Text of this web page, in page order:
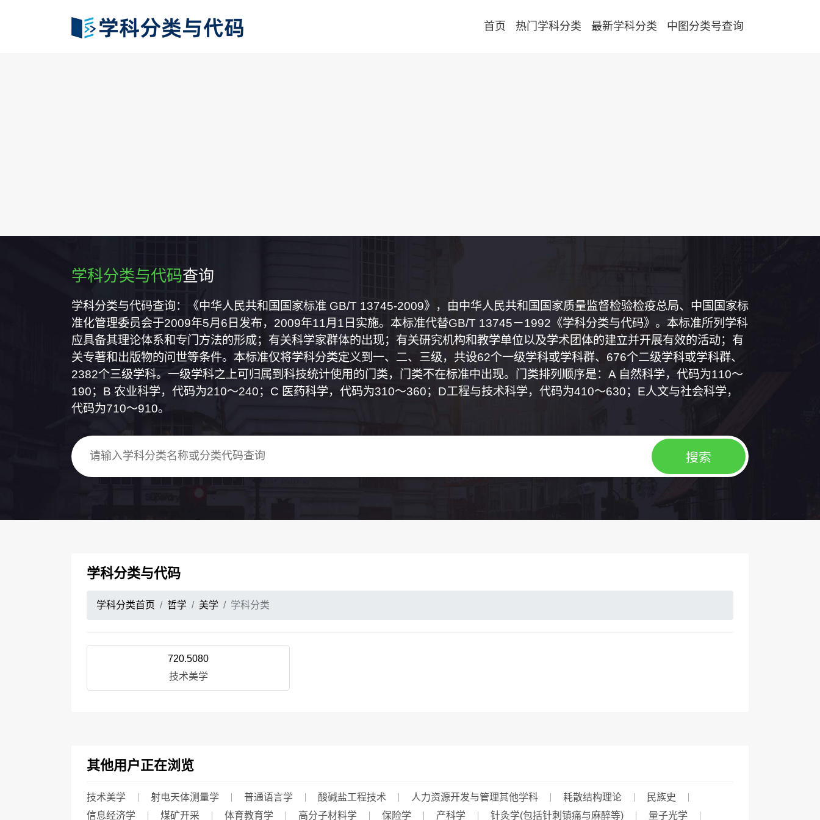
首页 热门学科分类 最新学科分类 中图分类号查询
学科分类与代码查询
学科分类与代码查询：《中华人民共和国国家标准 GB/T 13745-2009》，由中华人民共和国国家质量监督检验检疫总局、中国国家标
准化管理委员会于2009年5月6日发布，2009年11月1日实施。本标准代替GB/T 13745－1992《学科分类与代码》。本标准所列学科
应具备其理论体系和专门方法的形成；有关科学家群体的出现；有关研究机构和教学单位以及学术团体的建立并开展有效的活动；有
关专著和出版物的问世等条件。本标准仅将学科分类定义到一、二、三级，共设62个一级学科或学科群、676个二级学科或学科群、
2382个三级学科。一级学科之上可归属到科技统计使用的门类，门类不在标准中出现。门类排列顺序是：A 自然科学，代码为110～
190；B 农业科学，代码为210～240；C 医药科学，代码为310～360；D工程与技术科学，代码为410～630；E人文与社会科学，
代码为710～910。
学科分类与代码
学科分类首页 哲学 美学 学科分类
720.5080
技术美学
其他用户正在浏览
技术美学 射电天体测量学 普通语言学 酸碱盐工程技术 人力资源开发与管理其他学科 耗散结构理论
民族史
信息经济学
煤矿开采 体育教育学 高分子材料学 保险学 产科学 针灸学(包括针刺镇痛与麻醉等) 量子光学